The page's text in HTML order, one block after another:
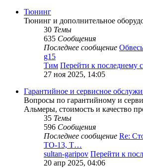
Тюнинг
Тюнинг и дополнительное
30 Темы
635 Сообщения
Последнее сообщение
g15
Тим Перейти к последнему
27 ноя 2025, 14:05
Гарантийное и сервисное
Вопросы по гарантийному и
Альмеры, стоимость и качество
35 Темы
596 Сообщения
Последнее сообщение Re:
ТО-13, Т…
sultan-garipov Перейти к
20 апр 2025, 04:06